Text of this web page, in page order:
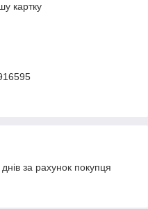
картку
за рахунок покупця